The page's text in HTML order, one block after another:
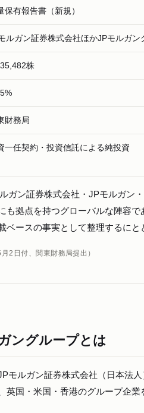
保有報告書（新規）
ルガン証券株式会社ほかJPモルガン
株
財務局
一任契約・投資信託による純投資
ガン証券株式会社・JPモルガン
も拠点を持つグローバルな陣容
ベースの事実として整理するにと
2日付、関東財務局提出）
ングループとは
モルガン証券株式会社（日本法
英国・米国・香港のグループ企業